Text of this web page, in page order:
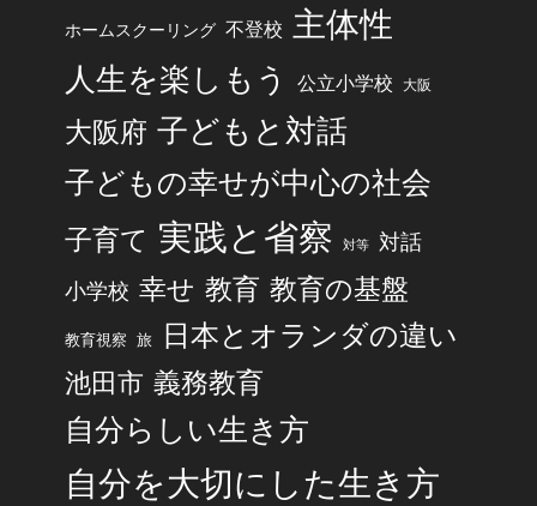
ホームスクーリング 不登校 主体性
人生を楽しもう 公立小学校 大阪
大阪府 子どもと対話
子どもの幸せが中心の社会
子育て 実践と省察 対等 対話
小学校 幸せ 教育 教育の基盤
教育視察 旅 日本とオランダの違い
池田市 義務教育
自分らしい生き方
自分を大切にした生き方